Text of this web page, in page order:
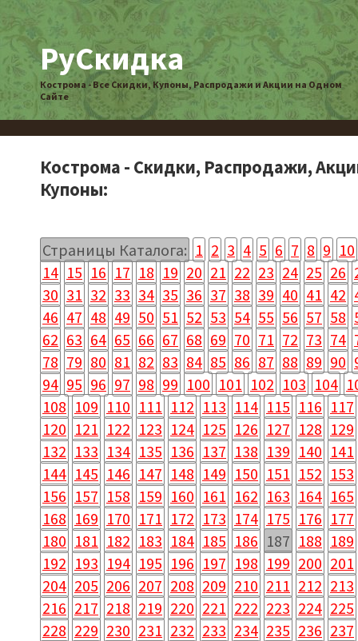
РуСкидка
Кострома - Все Скидки, Купоны, Распродажи и Акции на Одном
Сайте
Кострома - Скидки, Распродажи,
Купоны:
Страницы Каталога: 1 2 3 4 5 6 7 8 9 10
14 15 16 17 18 19 20 21 22 23 24 25 26
30 31 32 33 34 35 36 37 38 39 40 41 42
46 47 48 49 50 51 52 53 54 55 56 57 58
62 63 64 65 66 67 68 69 70 71 72 73 74
78 79 80 81 82 83 84 85 86 87 88 89 90
94 95 96 97 98 99 100 101 102 103 104
108 109 110 111 112 113 114 115 116 117
120 121 122 123 124 125 126 127 128 129
132 133 134 135 136 137 138 139 140 141
144 145 146 147 148 149 150 151 152 153
156 157 158 159 160 161 162 163 164 165
168 169 170 171 172 173 174 175 176 177
180 181 182 183 184 185 186 187 188 189
192 193 194 195 196 197 198 199 200 201
204 205 206 207 208 209 210 211 212 213
216 217 218 219 220 221 222 223 224 225
228 229 230 231 232 233 234 235 236 237